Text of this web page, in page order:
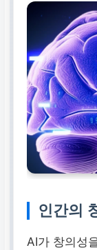
인간의
AI가 창의성